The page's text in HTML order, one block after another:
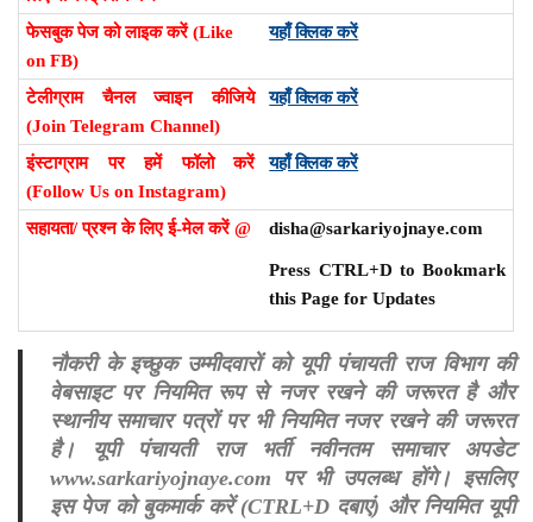
फेसबुक पेज को लाइक करें (Like
on FB)
यहाँ क्लिक करें
टेलीग्राम चैनल ज्वाइन कीजिये
(Join Telegram Channel)
यहाँ क्लिक करें
इंस्टाग्राम पर हमें फॉलो करें
(Follow Us on Instagram)
यहाँ क्लिक करें
सहायता/ प्रश्न के लिए ई-मेल करें @ disha@sarkariyojnaye.com
Press CTRL+D to Bookmark
this Page for Updates
नौकरी के इच्छुक उम्मीदवारों को यूपी पंचायती राज विभाग की
वेबसाइट पर नियमित रूप से नजर रखने की जरूरत है और
स्थानीय समाचार पत्रों पर भी नियमित नजर रखने की जरूरत
है। यूपी पंचायती राज भर्ती नवीनतम समाचार अपडेट
www.sarkariyojnaye.com पर भी उपलब्ध होंगे। इसलिए
इस पेज को बुकमार्क करें (CTRL+D दबाएं) और नियमित यूपी